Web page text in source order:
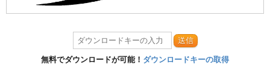
送信
無料でダウンロードが可能！ ダウンロードキーの取得